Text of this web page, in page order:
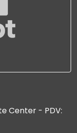
Center - PDV: